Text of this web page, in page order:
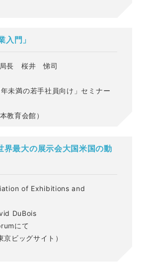
入門」
局長 桜井 悌司
年未満の若手社員向け」セミナー
教育会館）
界最大の展示会大国米国の動
of Exhibitions and
DuBois
にて
ビッグサイト）